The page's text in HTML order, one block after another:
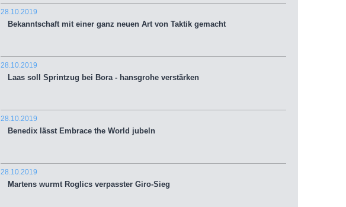
28.10.2019
Bekanntschaft mit einer ganz neuen Art von Taktik gemacht
28.10.2019
Laas soll Sprintzug bei Bora - hansgrohe verstärken
28.10.2019
Benedix lässt Embrace the World jubeln
28.10.2019
Martens wurmt Roglics verpasster Giro-Sieg